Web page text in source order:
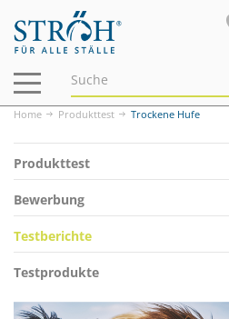
Navigation
ein-/ausblenden
Home Produkttest Trockene Hufe
Produkttest
Bewerbung
Testberichte
Testprodukte